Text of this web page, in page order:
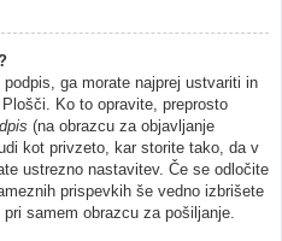
ga morate najprej ustvariti in
Ko to opravite, preprosto
(na obrazcu za objavljanje
kot privzeto, kar storite tako, da v
ustrezno nastavitev. Če se odločite
prispevkih še vedno izbrišete
samem obrazcu za pošiljanje.